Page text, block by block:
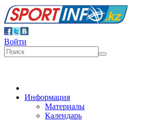
Войти
Информация
Материалы
Календарь